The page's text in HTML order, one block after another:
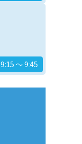
9:15 ～ 9:45